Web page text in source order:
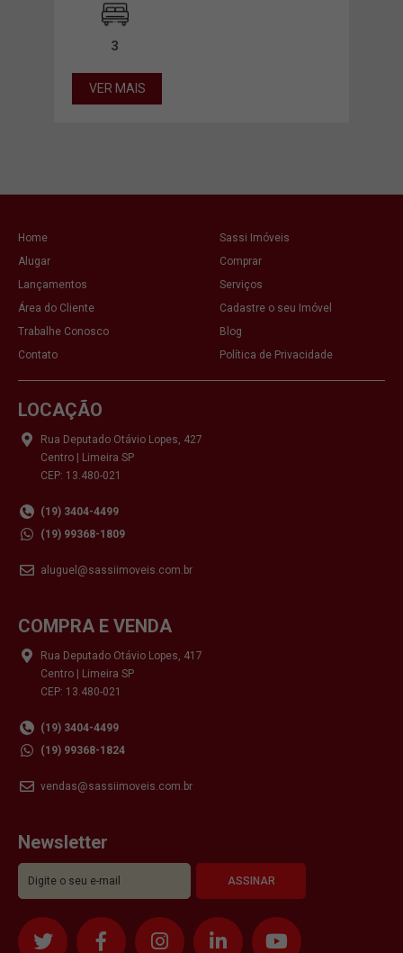
3
VER MAIS
Home
Sassi Imóveis
Alugar
Comprar
Lançamentos
Serviços
Área do Cliente
Cadastre o seu Imóvel
Trabalhe Conosco
Blog
Contato
Política de Privacidade
LOCAÇÃO
Rua Deputado Otávio Lopes, 427
Centro | Limeira SP
CEP: 13.480-021
(19) 3404-4499
(19) 99368-1809
aluguel@sassiimoveis.com.br
COMPRA E VENDA
Rua Deputado Otávio Lopes, 417
Centro | Limeira SP
CEP: 13.480-021
(19) 3404-4499
(19) 99368-1824
vendas@sassiimoveis.com.br
Newsletter